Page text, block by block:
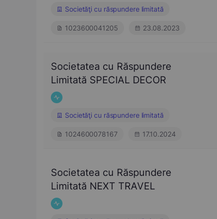
Societăţi cu răspundere limitată
1023600041205 23.08.2023
Societatea cu Răspundere
Limitată SPECIAL DECOR
Societăţi cu răspundere limitată
1024600078167 17.10.2024
Societatea cu Răspundere
Limitată NEXT TRAVEL